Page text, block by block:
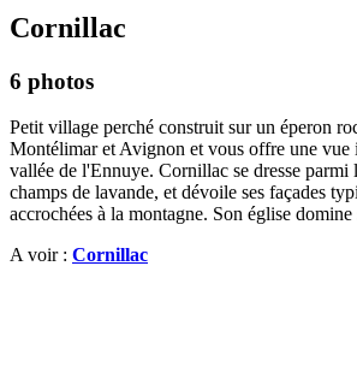
Cornillac
6 photos
Petit village perché construit sur un éperon
Montélimar et Avignon et vous offre une vue
vallée de l'Ennuye. Cornillac se dresse parmi
champs de lavande, et dévoile ses façades
accrochées à la montagne. Son église domine
A voir : Cornillac